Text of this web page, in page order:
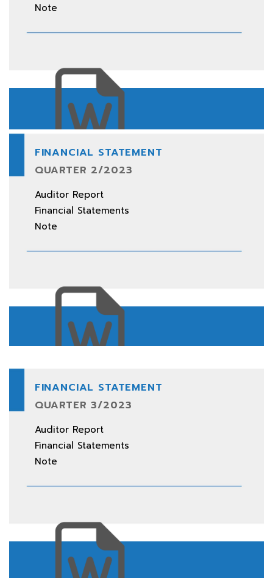
Note
Download All
FINANCIAL STATEMENT
QUARTER 2/2023
Auditor Report
Financial Statements
Note
FINANCIAL STATEMENT
QUARTER 3/2023
Auditor Report
Financial Statements
Note